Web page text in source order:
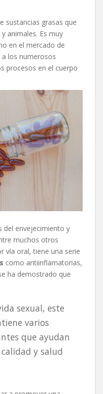
sustancias grasas que
animales. Es muy
en el mercado de
los numerosos
procesos en el cuerpo
del envejecimiento y
muchos otros
vía oral, tiene una serie
como antiinflamatorias,
ha demostrado que
sexual, este
varios
que ayudan
y salud